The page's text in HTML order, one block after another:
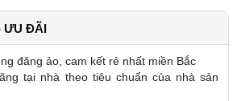
ƯU ĐÃI
đăng ảo, cam kết rẻ nhất miền Bắc
tại nhà theo tiêu chuẩn của nhà sản